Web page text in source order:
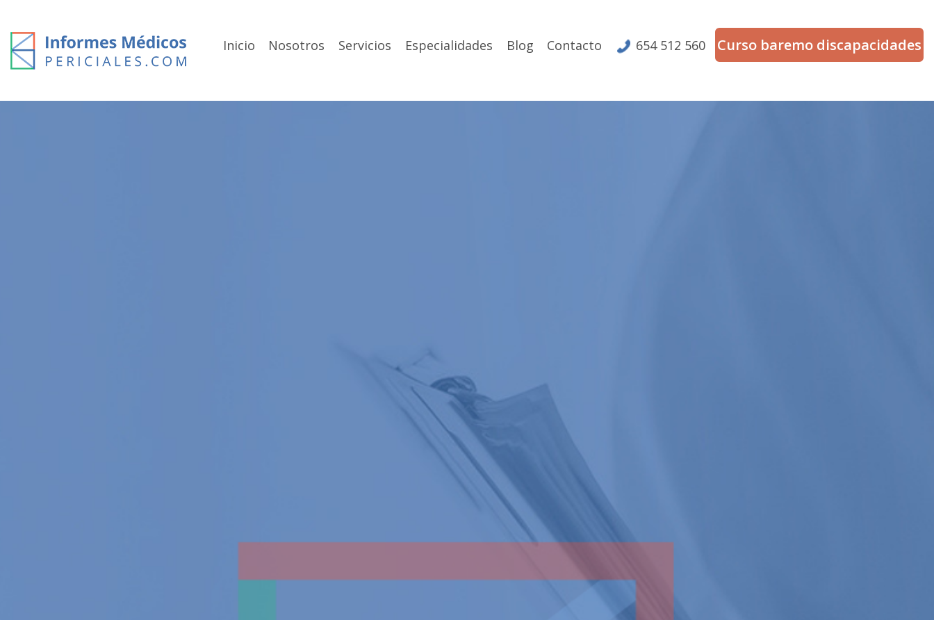
content
Inicio Nosotros Servicios Especialidades Blog Contacto 654 512 560 Curso baremo discapacidades